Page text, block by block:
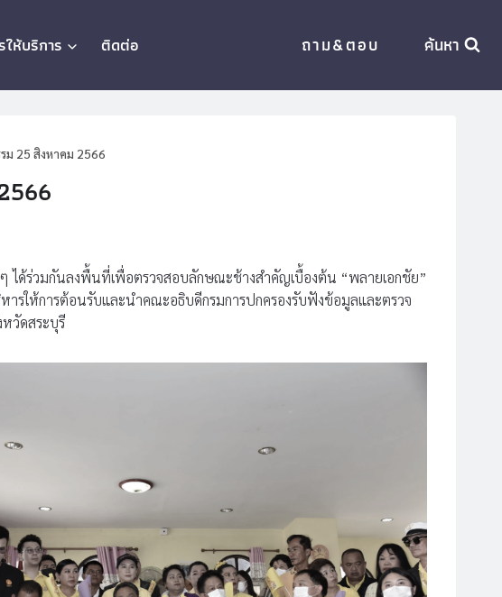
ให้บริการ ติดต่อ ถาม&ตอบ ค้นหา
ม 25 สิงหาคม 2566
ได้ร่วมกันลงพื้นที่เพื่อตรวจสอบลักษณะช้างสำคัญเบื้องต้น “พลายเอกชัย”
รให้การต้อนรับและนำคณะอธิบดีกรมการปกครองรับฟังข้อมูลและตรวจ
วัดสระบุรี